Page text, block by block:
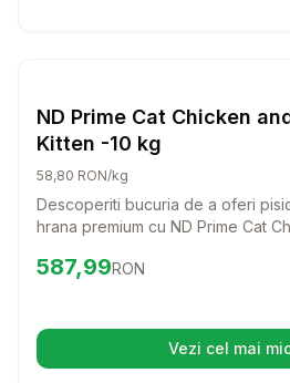
ND Prime Cat Chicken
Kitten -10 kg
58,80 RON/kg
Descoperiti bucuria de a oferi
hrana premium cu ND Prime Cat
in carne proaspata de pui si
Preț: 587.99 RON
587,99RON
Vezi cel mai
(se